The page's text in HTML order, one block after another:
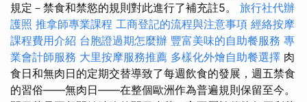
規定－禁食和禁慾的規則對此進行了補充註5。 旅行社代辦
護照 推拿師專業課程 工商登記的流程與注意事項 經絡按摩
課程費用介紹 台胞證過期怎麼辦 豐富美味的自助餐服務 專
業會計師服務 大里按摩服務推薦 多樣化外燴自助餐選擇 肉
食日和無肉日的定期交替導致了每週飲食的發展，週五禁食
的習俗——無肉日——在整個歐洲作為普遍規則保留至今。